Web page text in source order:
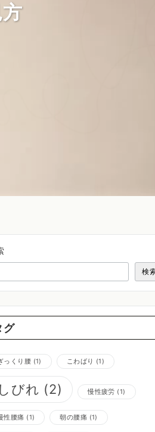
検
グ
っくり腰 (1) こわばり (1)
しびれ (2) 慢性疲労 (1)
性腰痛 (1) 朝の腰痛 (1)